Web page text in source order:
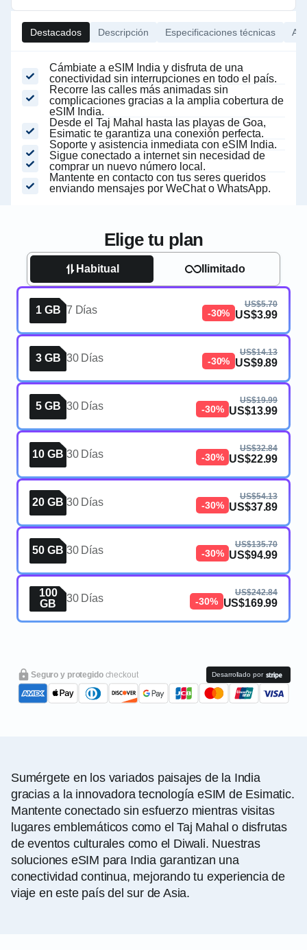
Destacados Descripción Especificaciones técnicas
Cámbiate a eSIM India y disfruta de una
conectividad sin interrupciones en todo el país.
Recorre las calles más animadas sin
complicaciones gracias a la amplia cobertura de
eSIM India.
Desde el Taj Mahal hasta las playas de Goa,
Esimatic te garantiza una conexión perfecta.
Soporte y asistencia inmediata con eSIM India.
Sigue conectado a internet sin necesidad de
comprar un nuevo número local.
Mantente en contacto con tus seres queridos
enviando mensajes por WeChat o WhatsApp.
Elige tu plan
Habitual Ilimitado
1 GB 7 Días -30%
US$5.70
US$3.99
3 GB 30 Días -30%
US$14.13
US$9.89
5 GB 30 Días -30%
US$19.99
US$13.99
10 GB 30 Días -30%
US$32.84
US$22.99
20 GB 30 Días -30%
US$54.13
US$37.89
50 GB 30 Días -30%
US$135.70
US$94.99
100
GB
30 Días -30%
US$242.84
US$169.99
Seguro y protegido checkout Desarrollado por
Sumérgete en los variados paisajes de la India
gracias a la innovadora tecnología eSIM de Esimatic.
Mantente conectado sin esfuerzo mientras visitas
lugares emblemáticos como el Taj Mahal o disfrutas
de eventos culturales como el Diwali. Nuestras
soluciones eSIM para India garantizan una
conectividad continua, mejorando tu experiencia de
viaje en este país del sur de Asia.